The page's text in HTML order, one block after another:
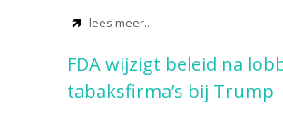
lees meer...
FDA wijzigt beleid na
tabaksfirma’s bij Trump